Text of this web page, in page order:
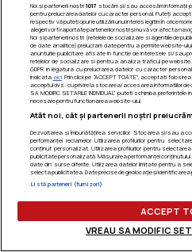
Noi și partenerii noștri 1017 stocăm și/sau accesăm informații
pentru prelucrarea datelor cu caracter personal. Puteți
respectiv vă puteți opune utilizării unui interes legitim în orice
alegeri vor fi raportate partenerilor noștri și nu vă vor afecta
Noi si partenerii nostri (retelele de socializare si agentiile de
de date analitice) prelucram date pentru a permite website-
anunturile publicitare afisate in functie de interesele si/sau
retelelor de socializare si pentru a analiza traficul pe
GDPR in legatura cu prelucrarea datelor cu caracter
indicata aici. Prin click pe “ACCEPT TOATE”, acceptati
acceptul dvs. cu privire la stocarea/accesarea informatiilor de
SA MODIFIC SETARILE INDIVIDUAL” puteti schimba
necesare pentru functionarea website-ului.
Atât noi, cât și partenerii noștri
Dezvoltarea și îmbunătățirea serviciilor. Stocarea și/sau
performanței reclamelor. Utilizarea profilurilor pentru
conținut personalizat. Utilizarea profilurilor pentru
publicitate personalizată. Măsurarea performanței
date din surse diferite. Utilizarea datelor limitate pentru a
selecta publicitatea. Date precise de geolocație și
Listă parteneri (furnizori)
ACCEPT
VREAU SA MODIFIC